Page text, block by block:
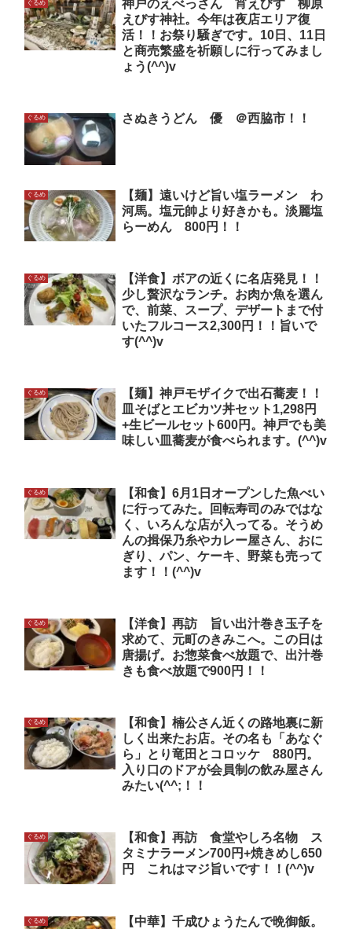
ぐるめ
神戸のえべっさん 宵えびす 柳原
えびす神社。今年は夜店エリア復
活！！お祭り騒ぎです。10日、11日
と商売繁盛を祈願しに行ってみまし
ょう(^^)v
ぐるめ さぬきうどん 優 ＠西脇市！！
ぐるめ
【麺】遠いけど旨い塩ラーメン わ
河馬。塩元帥より好きかも。淡麗塩
らーめん 800円！！
ぐるめ
【洋食】ボアの近くに名店発見！！
少し贅沢なランチ。お肉か魚を選ん
で、前菜、スープ、デザートまで付
いたフルコース2,300円！！旨いで
す(^^)v
ぐるめ
【麺】神戸モザイクで出石蕎麦！！
皿そばとエビカツ丼セット1,298円
+生ビールセット600円。神戸でも美
味しい皿蕎麦が食べられます。(^^)v
ぐるめ
【和食】6月1日オープンした魚べい
に行ってみた。回転寿司のみではな
く、いろんな店が入ってる。そうめ
んの揖保乃糸やカレー屋さん、おに
ぎり、パン、ケーキ、野菜も売って
ます！！(^^)v
ぐるめ
【洋食】再訪 旨い出汁巻き玉子を
求めて、元町のきみこへ。この日は
唐揚げ。お惣菜食べ放題で、出汁巻
きも食べ放題で900円！！
ぐるめ
【和食】楠公さん近くの路地裏に新
しく出来たお店。その名も「あなぐ
ら」とり竜田とコロッケ 880円。
入り口のドアが会員制の飲み屋さん
みたい(^^;！！
ぐるめ
【和食】再訪 食堂やしろ名物 ス
タミナラーメン700円+焼きめし650
円 これはマジ旨いです！！(^^)v
ぐるめ
【中華】千成ひょうたんで晩御飯。